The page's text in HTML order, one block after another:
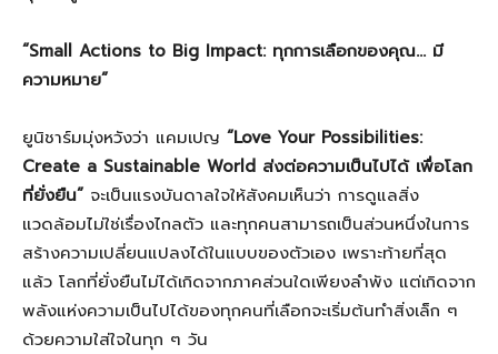
“Small Actions to Big Impact: ทุกการเลือกของคุณ… มี
ความหมาย”
ยูนิชาร์มมุ่งหวังว่า แคมเปญ “Love Your Possibilities:
Create a Sustainable World ส่งต่อความเป็นไปได้ เพื่อโลก
ที่ยั่งยืน” จะเป็นแรงบันดาลใจให้สังคมเห็นว่า การดูแลสิ่ง
แวดล้อมไม่ใช่เรื่องไกลตัว และทุกคนสามารถเป็นส่วนหนึ่งในการ
สร้างความเปลี่ยนแปลงได้ในแบบของตัวเอง เพราะท้ายที่สุด
แล้ว โลกที่ยั่งยืนไม่ได้เกิดจากภาคส่วนใดเพียงลำพัง แต่เกิดจาก
พลังแห่งความเป็นไปได้ของทุกคนที่เลือกจะเริ่มต้นทำสิ่งเล็ก ๆ
ด้วยความใส่ใจในทุก ๆ วัน